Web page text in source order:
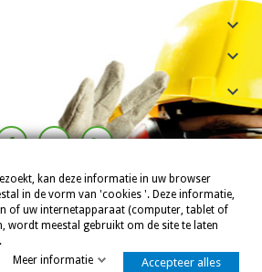
8,0



Allinpreventie 2007 - 2026
kan deze informatie in uw browser
in de vorm van 'cookies '. Deze informatie,
of uw internetapparaat (computer, tablet of
wordt meestal gebruikt om de site te laten
Meer informatie
Accepteer alles